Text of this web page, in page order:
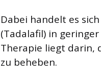
Dabei handelt es
(Tadalafil) in
Therapie liegt darin,
zu beheben.